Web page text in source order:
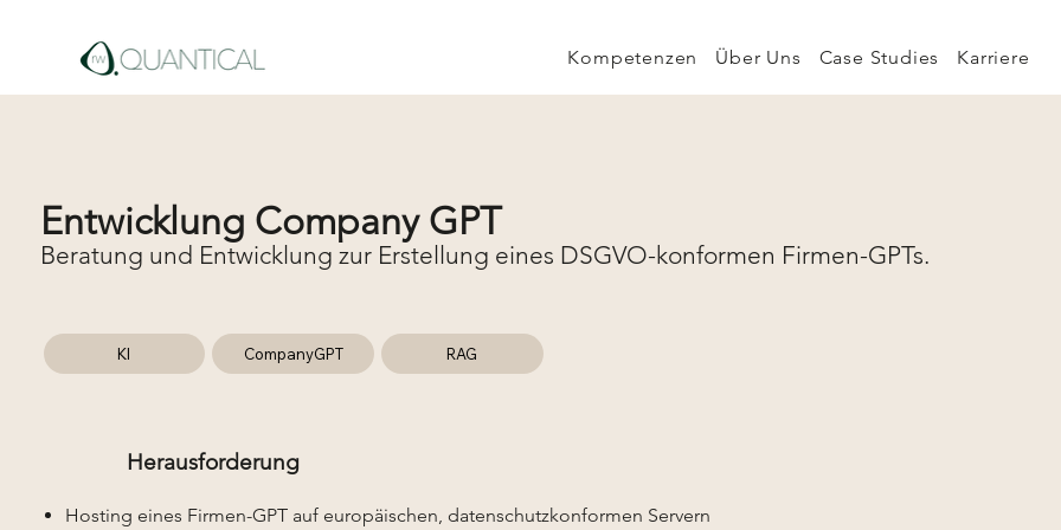
Kompetenzen Über Uns Case Studies Karriere
Herausforderung
Hosting eines Firmen-GPT auf europäischen, datenschutzkonformen Servern
Beratung und Entwicklung zur Erstellung eines DSGVO-konformen Firmen-GPTs.
Entwicklung Company GPT
KI CompanyGPT RAG